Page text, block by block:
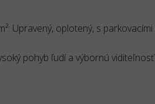
Upravený, oplotený, s parkovacími
pohyb ľudí a výbornú viditeľnosť